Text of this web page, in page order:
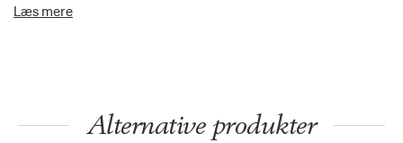
made of moulded thermoplastic material.
Læs mere
Alternative produkter